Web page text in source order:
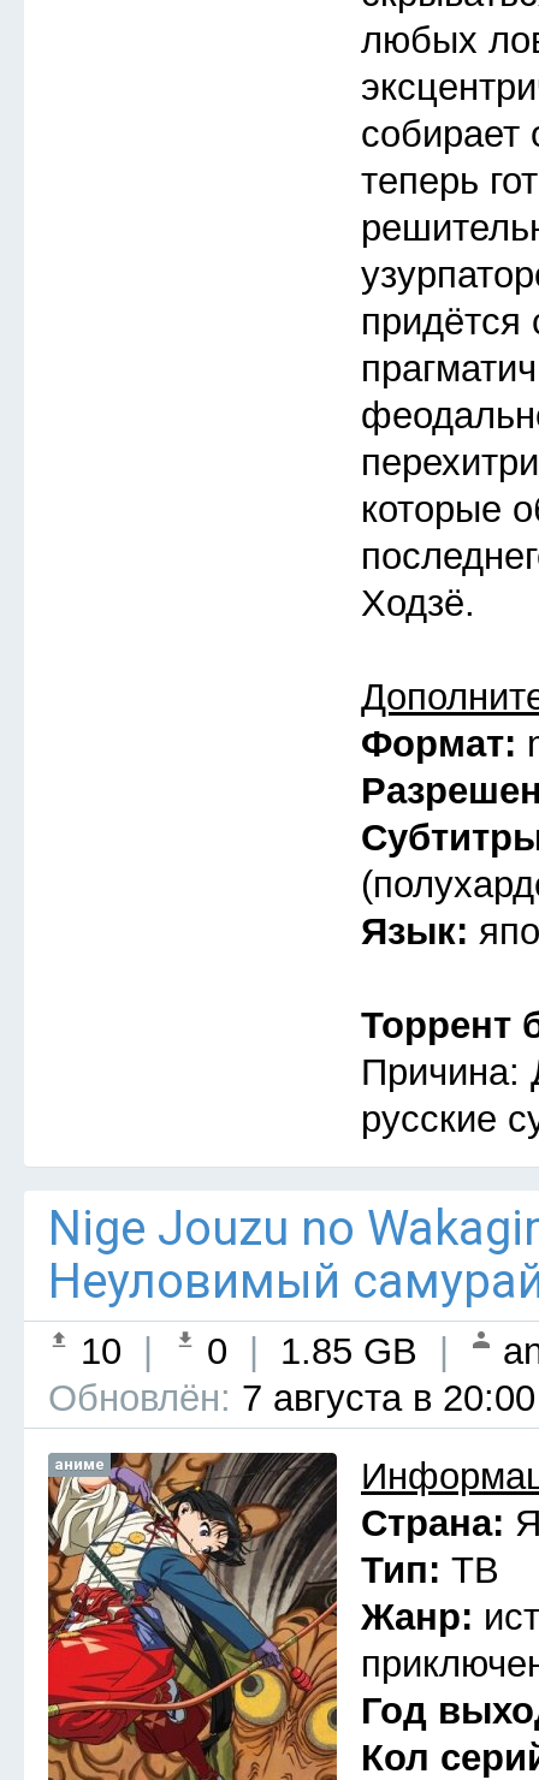
любых
собирает
теперь
придётся
которые
Ходзё.
Формат:
Язык:
Торрент
Причина:
русские
Nige Jouzu no
Неуловимый
10 0 1.85 GB
Обновлён: 7 августа в 20:00
аниме
Страна:
Тип: ТВ
Жанр:
Год
Кол